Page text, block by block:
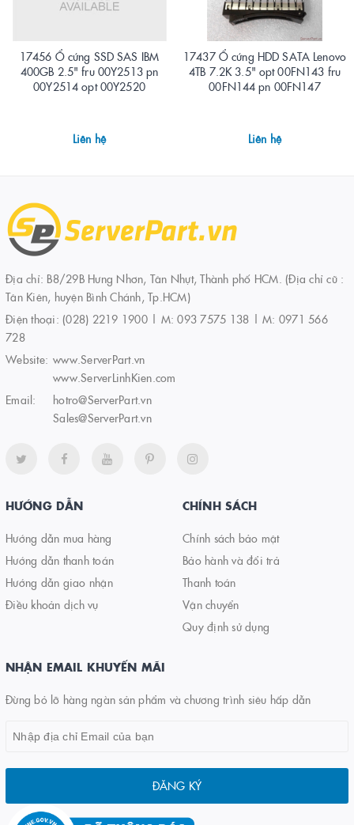
17456 Ổ cứng SSD SAS IBM
400GB 2.5" fru 00Y2513 pn
00Y2514 opt 00Y2520
Liên hệ
17437 Ổ cứng HDD SATA Lenovo
4TB 7.2K 3.5" opt 00FN143 fru
00FN144 pn 00FN147
Liên hệ
Địa chỉ: B8/29B Hưng Nhơn, Tân Nhựt, Thành phố HCM. (Địa chỉ cũ :
Tân Kiên, huyện Bình Chánh, Tp.HCM)
Điện thoại: (028) 2219 1900 | M: 093 7575 138 | M: 0971 566
728
Website: www.ServerPart.vn
www.ServerLinhKien.com
Email:
hotro@ServerPart.vn
Sales@ServerPart.vn
HƯỚNG DẪN
Hướng dẫn mua hàng
Hướng dẫn thanh toán
Hướng dẫn giao nhận
Điều khoản dịch vụ
CHÍNH SÁCH
Chính sách bảo mật
Bảo hành và đổi trả
Thanh toán
Vận chuyển
Quy định sử dụng
NHẬN EMAIL KHUYẾN MÃI
Đừng bỏ lỡ hàng ngàn sản phẩm và chương trình siêu hấp dẫn
ĐĂNG KÝ